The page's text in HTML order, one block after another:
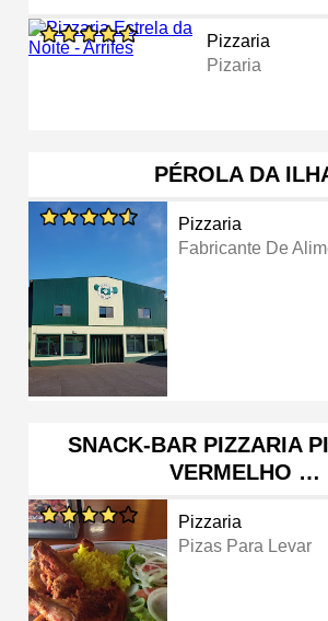
Pizzaria
Pizaria
PÉROLA DA
Pizzaria
Fabricante De
SNACK-BAR PIZZARIA
VERMELHO …
Pizzaria
Pizas Para Levar